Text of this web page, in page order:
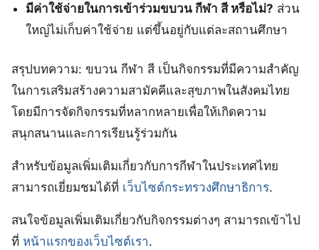
มีค่าใช้จ่ายในการเข้าร่วมขบวน กีฬา สี หรือไม่? ส่วน
ใหญ่ไม่เก็บค่าใช้จ่าย แต่ขึ้นอยู่กับแต่ละสถานศึกษา
สรุปบทความ: ขบวน กีฬา สี เป็นกิจกรรมที่มีความสำคัญ
ในการเสริมสร้างความสามัคคีและสุขภาพในสังคมไทย
โดยมีการจัดกิจกรรมที่หลากหลายเพื่อให้เกิดความ
สนุกสนานและการเรียนรู้ร่วมกัน
สำหรับข้อมูลเพิ่มเติมเกี่ยวกับการกีฬาในประเทศไทย
สามารถเยี่ยมชมได้ที่ เว็บไซต์กระทรวงศึกษาธิการ.
สนใจข้อมูลเพิ่มเติมเกี่ยวกับกิจกรรมต่างๆ สามารถเข้าไป
ที่ หน้าแรกของเว็บไซต์เรา.